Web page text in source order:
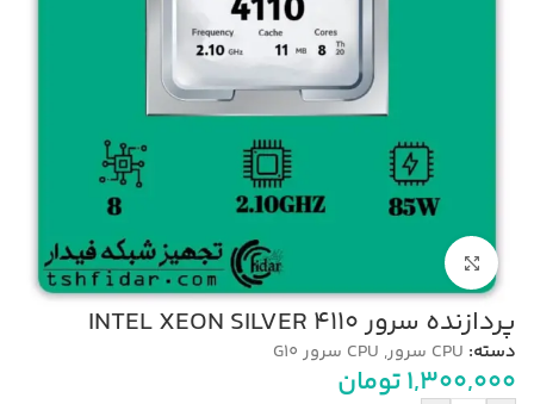
بزرگنمایی تصویر
پردازنده سرور INTEL XEON SILVER 4110
دسته: CPU سرور , CPU سرور G10
1,300,000تومان